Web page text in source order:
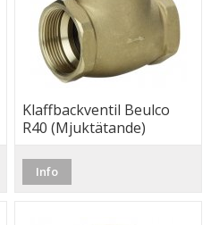
Klaffbackventil Beulco
R40 (Mjuktätande)
Info